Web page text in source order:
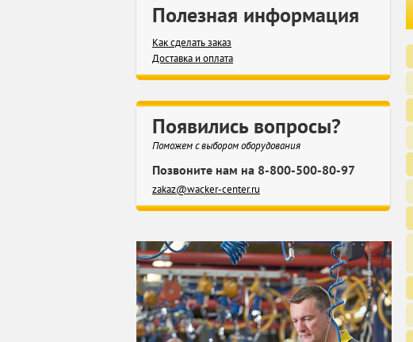
Полезная информация
Как сделать заказ
Доставка и оплата
Появились вопросы?
Поможем с выбором оборудования
Позвоните нам на 8-800-500-80-97
zakaz@wacker-center.ru